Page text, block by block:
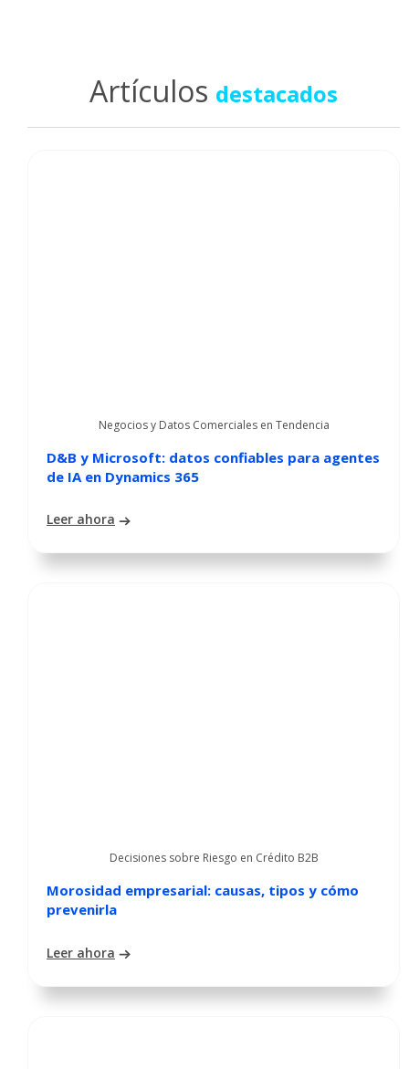
Artículos destacados
Negocios y Datos Comerciales en Tendencia
D&B y Microsoft: datos confiables para agentes
de IA en Dynamics 365
Leer ahora
Decisiones sobre Riesgo en Crédito B2B
Morosidad empresarial: causas, tipos y cómo
prevenirla
Leer ahora